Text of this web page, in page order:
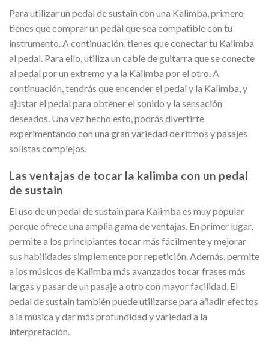
Para utilizar un pedal de sustain con una Kalimba, primero
tienes que comprar un pedal que sea compatible con tu
instrumento. A continuación, tienes que conectar tu Kalimba
al pedal. Para ello, utiliza un cable de guitarra que se conecte
al pedal por un extremo y a la Kalimba por el otro. A
continuación, tendrás que encender el pedal y la Kalimba, y
ajustar el pedal para obtener el sonido y la sensación
deseados. Una vez hecho esto, podrás divertirte
experimentando con una gran variedad de ritmos y pasajes
solistas complejos.
Las ventajas de tocar la kalimba con un pedal
de sustain
El uso de un pedal de sustain para Kalimba es muy popular
porque ofrece una amplia gama de ventajas. En primer lugar,
permite a los principiantes tocar más fácilmente y mejorar
sus habilidades simplemente por repetición. Además, permite
a los músicos de Kalimba más avanzados tocar frases más
largas y pasar de un pasaje a otro con mayor facilidad. El
pedal de sustain también puede utilizarse para añadir efectos
a la música y dar más profundidad y variedad a la
interpretación.